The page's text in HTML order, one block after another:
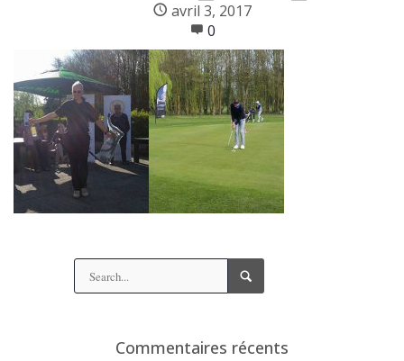
avril 3, 2017
0
Commentaires récents